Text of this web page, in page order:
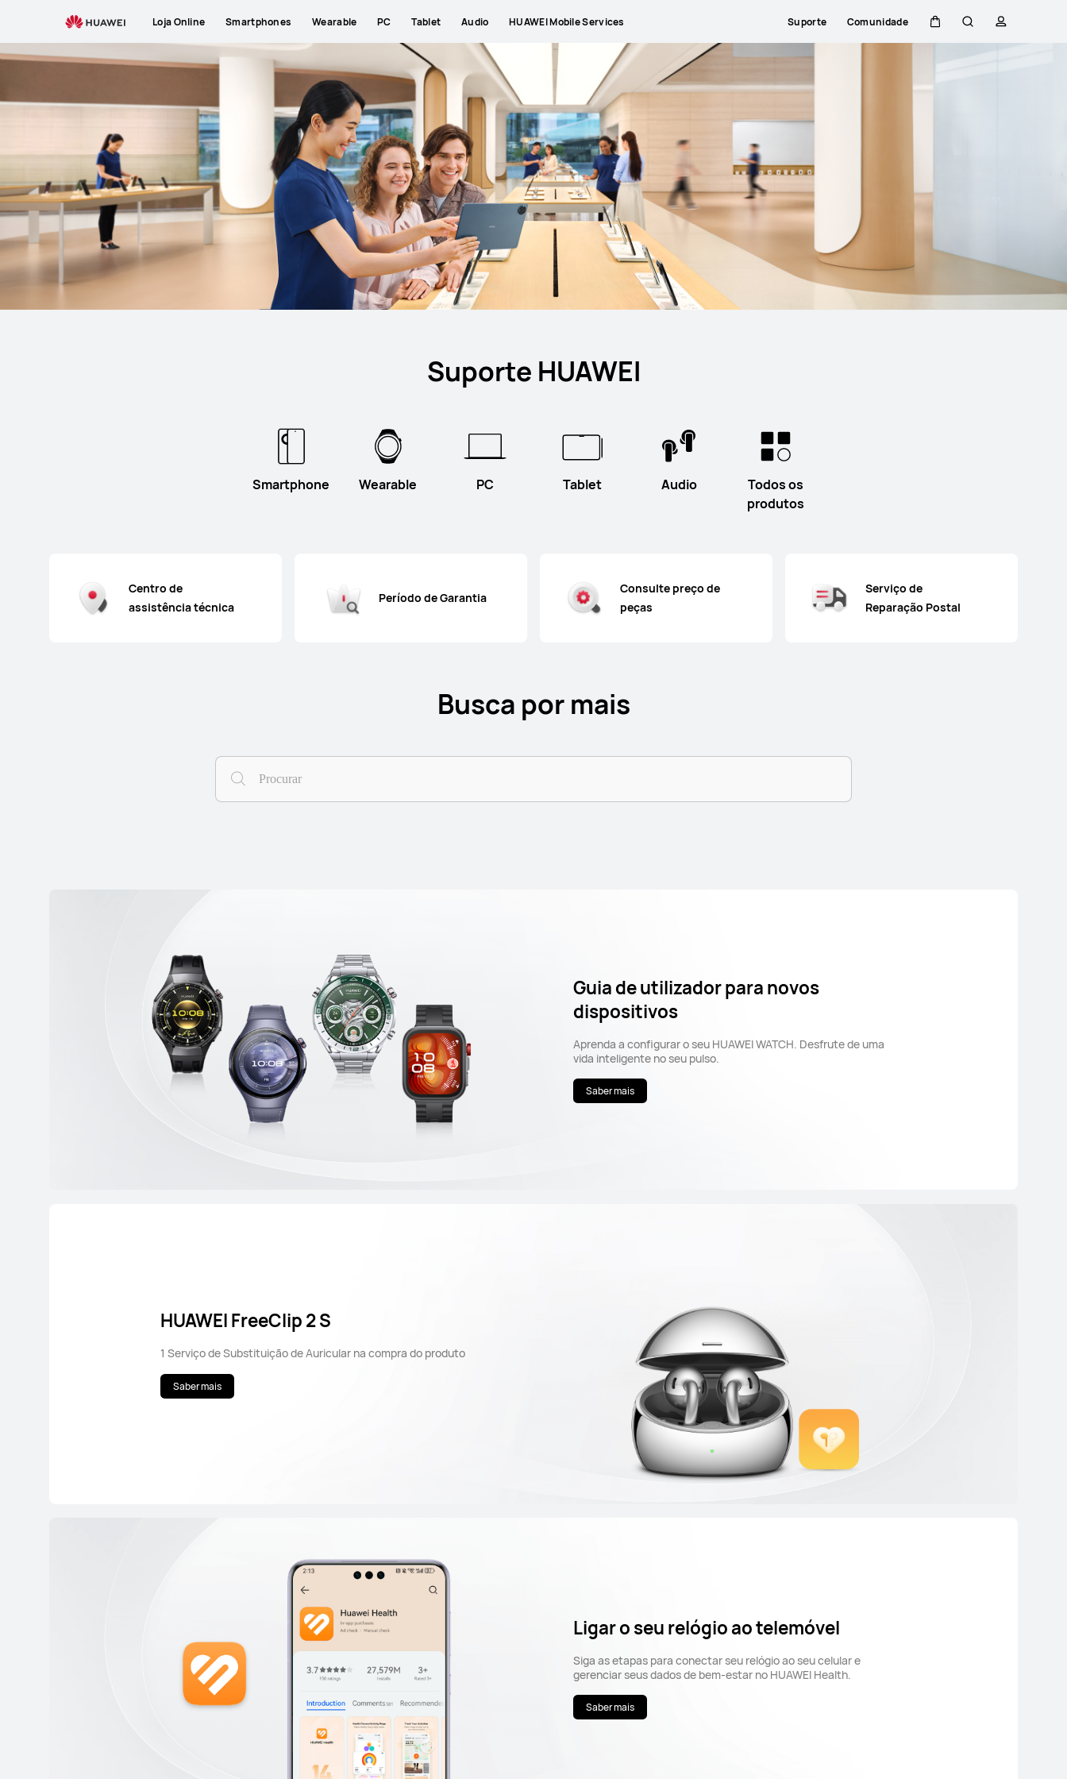
Loja Online Smartphones Wearable PC Tablet Audio HUAWEI Mobile Services Suporte Comunidade
CarrinhoPesquisar
perfil
Suporte HUAWEI
Smartphone Wearable PC Tablet Audio
Todos os
produtos
Centro de
assistência técnica
Período de Garantia
Consulte preço de
peças
Serviço de
Reparação Postal
Busca por mais
Guia de utilizador para novos
dispositivos
Aprenda a configurar o seu HUAWEI WATCH. Desfrute de uma
vida inteligente no seu pulso.
Saber mais
HUAWEI FreeClip 2 S
1 Serviço de Substituição de Auricular na compra do produto
Saber mais
Ligar o seu relógio ao telemóvel
Siga as etapas para conectar seu relógio ao seu celular e
gerenciar seus dados de bem-estar no HUAWEI Health.
Saber mais